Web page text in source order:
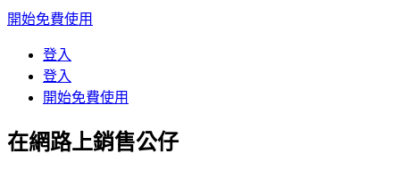
開始免費使用
登入
登入
開始免費使用
在網路上銷售公仔